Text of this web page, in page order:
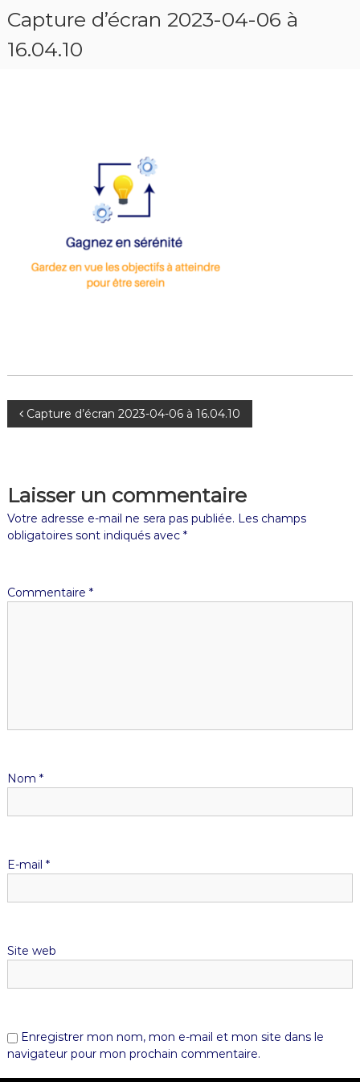
Capture d’écran 2023-04-06 à
16.04.10
Capture d’écran 2023-04-06 à 16.04.10
Laisser un commentaire
Votre adresse e-mail ne sera pas publiée. Les champs
obligatoires sont indiqués avec *
Commentaire *
Nom *
E-mail *
Site web
Enregistrer mon nom, mon e-mail et mon site dans le
navigateur pour mon prochain commentaire.